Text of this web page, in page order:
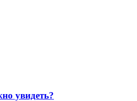
увидеть?